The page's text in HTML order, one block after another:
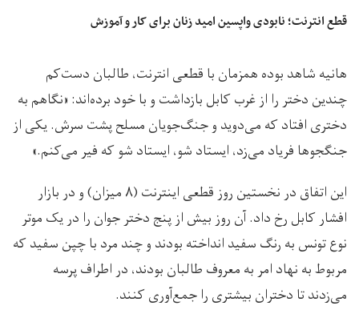
قطع انترنت؛ نابودی واپسین امید زنان برای کار و آموزش
هانیه شاهد بوده همزمان با قطعی انترنت، طالبان دست‌کم
چندین دختر را از غرب کابل بازداشت و با خود برده‌اند: «نگاهم به
دختری افتاد که می‌دوید و جنگ‌جویان مسلح پشت سرش. یکی از
جنگجوها فریاد می‌زد، ایستاد شو، ایستاد شو که فیر می‌کنم.»
این اتفاق در نخستین روز قطعی اینترنت (۸ میزان) و در بازار
افشار کابل رخ داد. آن روز بیش از پنج دختر جوان را در یک موتر
نوع تونس به رنگ سفید انداخته بودند و چند مرد با چپن سفید که
مربوط به نهاد امر به معروف طالبان بودند، در اطراف پرسه
می‌زدند تا دختران بیشتری را جمع‌آوری کنند.